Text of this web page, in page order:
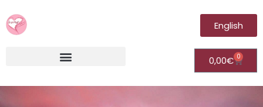
English
0,00€ 0